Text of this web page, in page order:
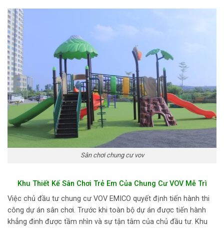
Sân chơi chung cư vov
Khu Thiết Kế Sân Chơi Trẻ Em Của Chung Cư VOV Mễ Trì
Việc chủ đầu tư chung cư VOV EMICO quyết định tiến hành thi
công dự án sân chơi. Trước khi toàn bộ dự án được tiến hành
khẳng đinh được tầm nhìn và sự tận tâm của chủ đầu tư. Khu